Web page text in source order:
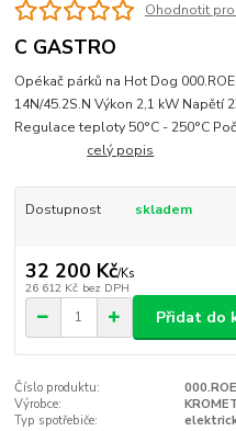
Ohodnotit
C GASTRO
Opékač párků na Hot Dog
14N/45.2S.N Výkon 2,1 kW Napětí
Regulace teploty 50°C - 250°C
celý popis
Dostupnost skladem
32 200 Kč/Ks
26 612 Kč bez DPH
Přidat do
Číslo produktu:
Výrobce:
Typ spotřebiče: